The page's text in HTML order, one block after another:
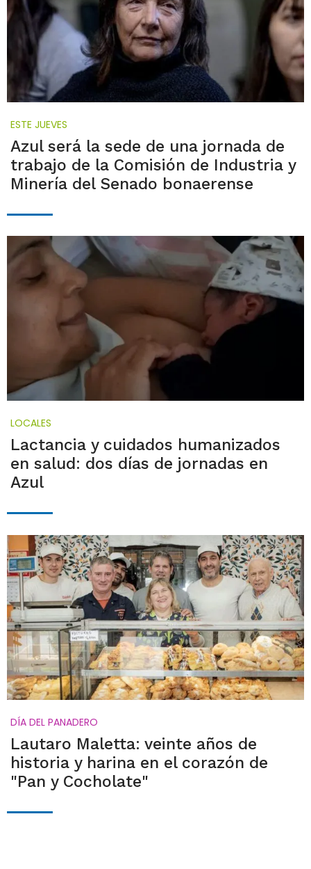
ESTE JUEVES
Azul será la sede de una jornada de
trabajo de la Comisión de Industria y
Minería del Senado bonaerense
LOCALES
Lactancia y cuidados humanizados
en salud: dos días de jornadas en
Azul
DÍA DEL PANADERO
Lautaro Maletta: veinte años de
historia y harina en el corazón de
"Pan y Cocholate"